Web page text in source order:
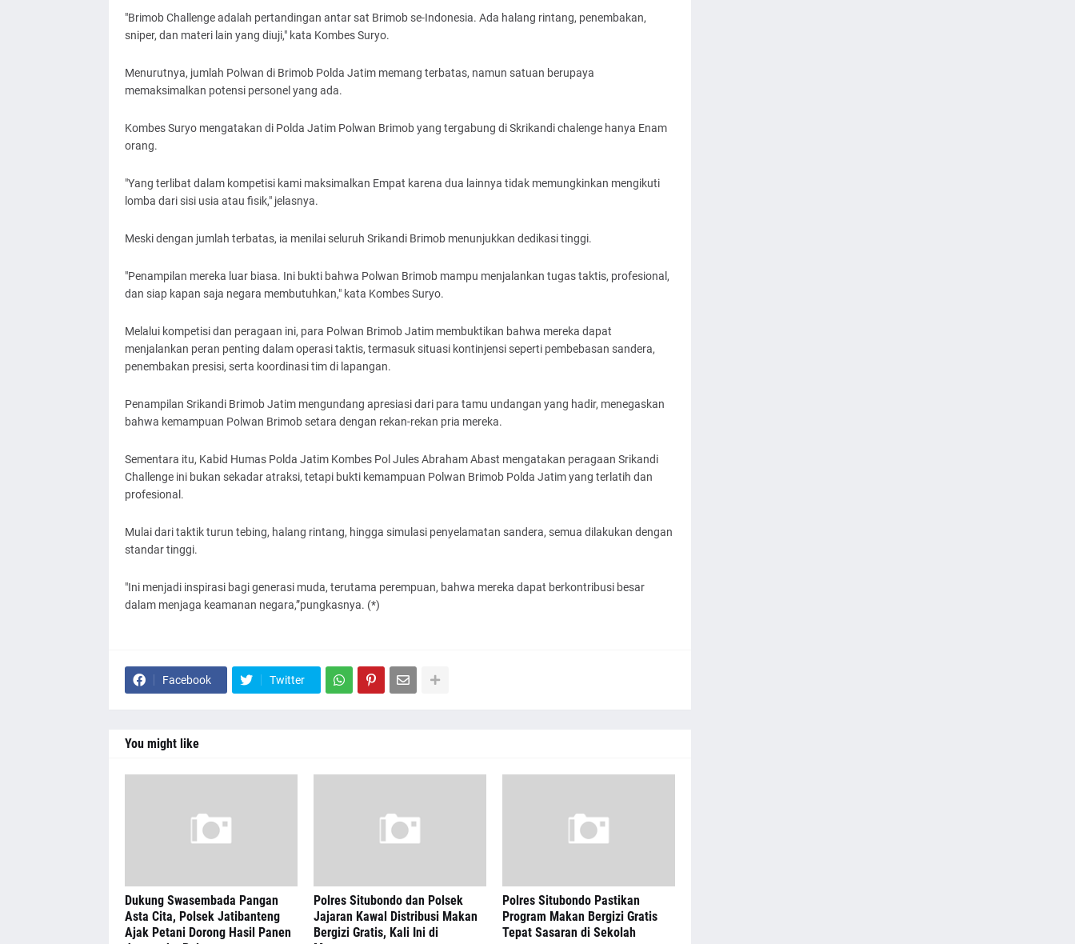
"Brimob Challenge adalah pertandingan antar sat Brimob se-Indonesia. Ada halang rintang, penembakan,
sniper, dan materi lain yang diuji," kata Kombes Suryo.
Menurutnya, jumlah Polwan di Brimob Polda Jatim memang terbatas, namun satuan berupaya
memaksimalkan potensi personel yang ada.
Kombes Suryo mengatakan di Polda Jatim Polwan Brimob yang tergabung di Skrikandi chalenge hanya Enam
orang.
"Yang terlibat dalam kompetisi kami maksimalkan Empat karena dua lainnya tidak memungkinkan mengikuti
lomba dari sisi usia atau fisik," jelasnya.
Meski dengan jumlah terbatas, ia menilai seluruh Srikandi Brimob menunjukkan dedikasi tinggi.
"Penampilan mereka luar biasa. Ini bukti bahwa Polwan Brimob mampu menjalankan tugas taktis, profesional,
dan siap kapan saja negara membutuhkan," kata Kombes Suryo.
Melalui kompetisi dan peragaan ini, para Polwan Brimob Jatim membuktikan bahwa mereka dapat
menjalankan peran penting dalam operasi taktis, termasuk situasi kontinjensi seperti pembebasan sandera,
penembakan presisi, serta koordinasi tim di lapangan.
Penampilan Srikandi Brimob Jatim mengundang apresiasi dari para tamu undangan yang hadir, menegaskan
bahwa kemampuan Polwan Brimob setara dengan rekan-rekan pria mereka.
Sementara itu, Kabid Humas Polda Jatim Kombes Pol Jules Abraham Abast mengatakan peragaan Srikandi
Challenge ini bukan sekadar atraksi, tetapi bukti kemampuan Polwan Brimob Polda Jatim yang terlatih dan
profesional.
Mulai dari taktik turun tebing, halang rintang, hingga simulasi penyelamatan sandera, semua dilakukan dengan
standar tinggi.
"Ini menjadi inspirasi bagi generasi muda, terutama perempuan, bahwa mereka dapat berkontribusi besar
dalam menjaga keamanan negara,”pungkasnya. (*)
Facebook Twitter
You might like
Dukung Swasembada Pangan
Asta Cita, Polsek Jatibanteng
Ajak Petani Dorong Hasil Panen
Polres Situbondo dan Polsek
Jajaran Kawal Distribusi Makan
Bergizi Gratis, Kali Ini di
Polres Situbondo Pastikan
Program Makan Bergizi Gratis
Tepat Sasaran di Sekolah